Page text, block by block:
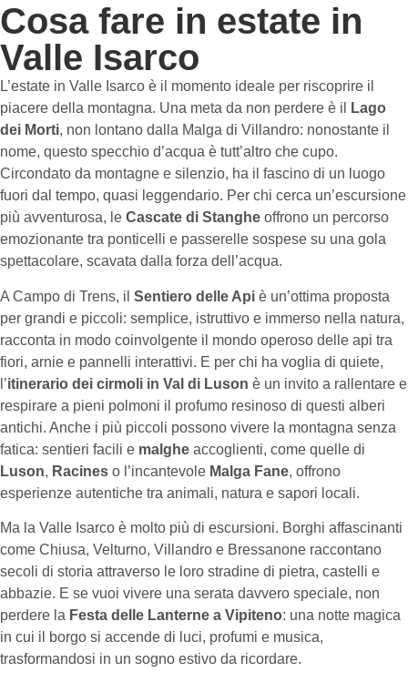
Cosa fare in estate in
Valle Isarco
L’estate in Valle Isarco è il momento ideale per riscoprire il
piacere della montagna. Una meta da non perdere è il
Lago
dei Morti, non lontano dalla Malga di Villandro: nonostante il
nome, questo specchio d’acqua è tutt’altro che cupo.
Circondato da montagne e silenzio, ha il fascino di un luogo
fuori dal tempo, quasi leggendario. Per chi cerca un’escursione
più avventurosa, le Cascate di Stanghe offrono un percorso
emozionante tra ponticelli e passerelle sospese su una gola
spettacolare, scavata dalla forza dell’acqua.
A Campo di Trens, il Sentiero delle Api è un’ottima proposta
per grandi e piccoli: semplice, istruttivo e immerso nella natura,
racconta in modo coinvolgente il mondo operoso delle api tra
fiori, arnie e pannelli interattivi. E per chi ha voglia di quiete,
l’itinerario dei cirmoli in Val di Luson è un invito a rallentare e
respirare a pieni polmoni il profumo resinoso di questi alberi
antichi. Anche i più piccoli possono vivere la montagna senza
fatica: sentieri facili e malghe accoglienti, come quelle di
Luson, Racines o l’incantevole Malga Fane, offrono
esperienze autentiche tra animali, natura e sapori locali.
Ma la Valle Isarco è molto più di escursioni. Borghi affascinanti
come Chiusa, Velturno, Villandro e Bressanone raccontano
secoli di storia attraverso le loro stradine di pietra, castelli e
abbazie. E se vuoi vivere una serata davvero speciale, non
perdere la Festa delle Lanterne a Vipiteno: una notte magica
in cui il borgo si accende di luci, profumi e musica,
trasformandosi in un sogno estivo da ricordare.